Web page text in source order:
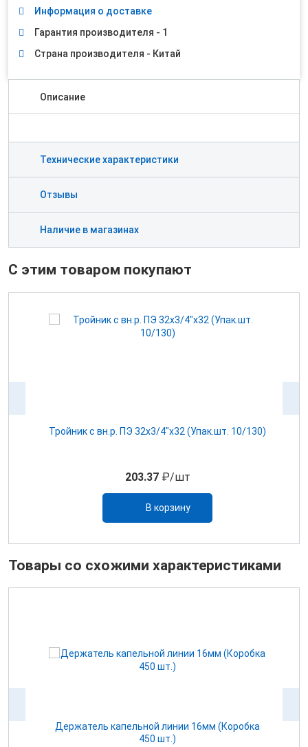
Информация о доставке
Гарантия производителя - 1
Страна производителя - Китай
Описание
Технические характеристики
Отзывы
Наличие в магазинах
С этим товаром покупают
Тройник с вн.р. ПЭ 32х3/4"х32 (Упак.шт. 10/130)
203.37₽/шт
В корзину
Товары со схожими характеристиками
Держатель капельной линии 16мм (Коробка
450 шт.)